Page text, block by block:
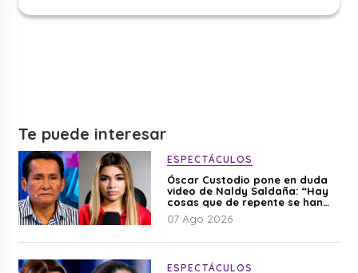
Te puede interesar
ESPECTÁCULOS
Óscar Custodio pone en duda
video de Naldy Saldaña: “Hay
cosas que de repente se han
editado”
07 Ago 2026
ESPECTÁCULOS